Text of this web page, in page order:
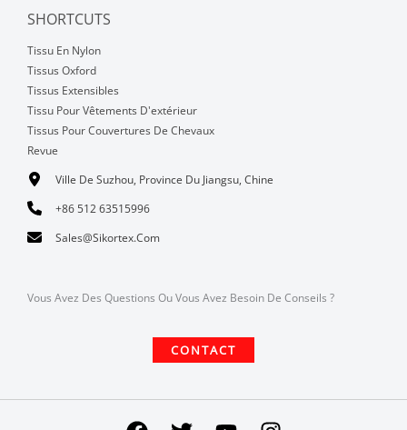
SHORTCUTS
Tissu En Nylon
Tissus Oxford
Tissus Extensibles
Tissu Pour Vêtements D'extérieur
Tissus Pour Couvertures De Chevaux
Revue
Ville De Suzhou, Province Du Jiangsu, Chine
+86 512 63515996
Sales@sikortex.com
Vous Avez Des Questions Ou Vous Avez Besoin De Conseils ?
CONTACT